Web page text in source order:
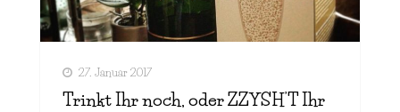
27. Januar 2017
Trinkt Ihr noch, oder ZZYSH’T Ihr